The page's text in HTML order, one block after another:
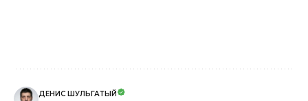
ДЕНИС ШУЛЬГАТЫЙ